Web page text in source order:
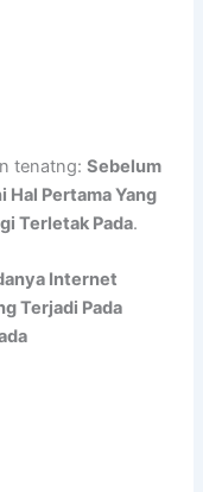
tenatng:Sebelum
Pertama Yang
Terletak Pada.
Internet
Terjadi Pada